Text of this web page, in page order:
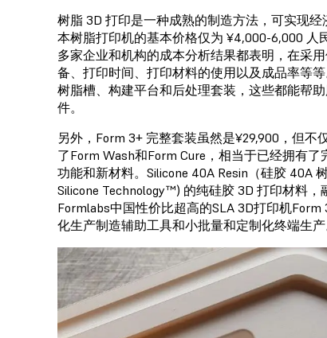
树脂 3D 打印是一种成熟的制造方法，可实现
本树脂打印机的基本价格仅为 ¥4,000-6,000 人
多家企业和机构的成本分析结果都表明，在采
备、打印时间、打印材料的使用以及成品率等
树脂槽、构建平台和后处理套装，这些都能帮
件。
另外，Form 3+ 完整套装虽然是¥29,900，但
了Form Wash和Form Cure，相当于已经拥有
功能和新材料。Silicone 40A Resin（硅胶 40A
Silicone Technology™) 的纯硅胶 3D 打印材料
Formlabs中国性价比超高的SLA 3D打印机
化生产制造辅助工具和小批量和定制化终端生产